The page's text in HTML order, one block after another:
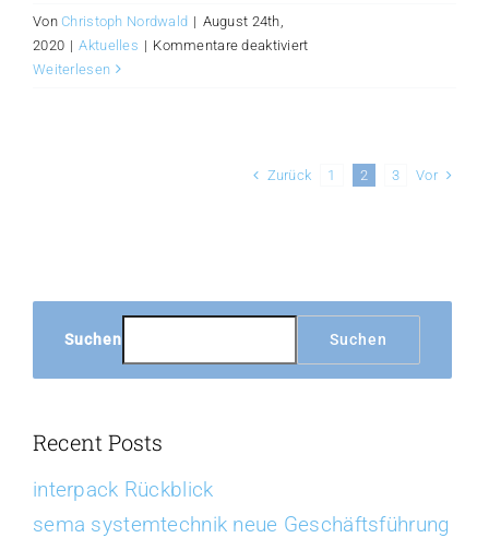
VonChristoph Nordwald | August 24th,
2020 | Aktuelles | Kommentare deaktiviertfür
Weiterlesen
Zurück 1 2 3 Vor
Suchen Suchen
Recent Posts
interpack Rückblick
sema systemtechnik neue Geschäftsführung